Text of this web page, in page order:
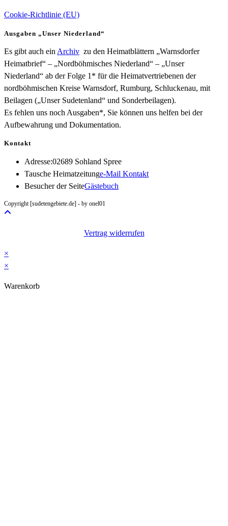
Cookie-Richtlinie (EU)
Ausgaben „Unser Niederland“
Es gibt auch ein Archiv zu den Heimatblättern „Warnsdorfer
Heimatbrief“ – „Nordböhmisches Niederland“ – „Unser
Niederland“ ab der Folge 1* für die Heimatvertriebenen der
nordböhmischen Kreise Warnsdorf, Rumburg, Schluckenau, mit
Beilagen („Unser Sudetenland“ und Sonderbeilagen).
Es fehlen uns noch Ausgaben*, Sie können uns helfen bei der
Aufbewahrung und Dokumentation.
Kontakt
Adresse:02689 Sohland Spree
Tausche Heimatzeitunge-Mail KontaktOpens
Besucher der SeiteGästebuch
Copyright [sudetengebiete.de] - by onel01
Vertrag widerrufen
×
×
Warenkorb